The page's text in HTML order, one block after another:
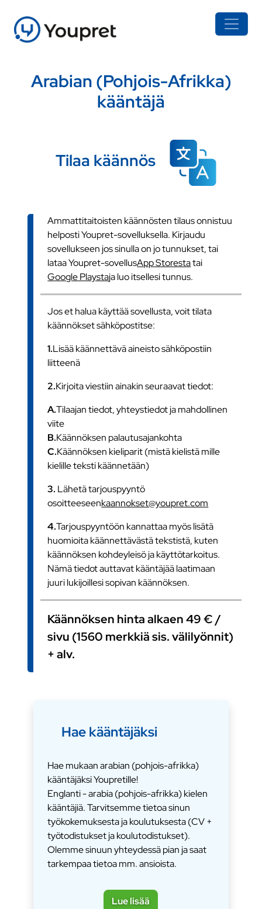
Arabian (Pohjois-Afrikka)
kääntäjä
Tilaa käännös
Ammattitaitoisten käännösten tilaus onnistuu
helposti Youpret-sovelluksella. Kirjaudu
sovellukseen jos sinulla on jo tunnukset, tai
lataa Youpret-sovellusApp Storestatai
Google Playstaja luo itsellesi tunnus.
Jos et halua käyttää sovellusta, voit tilata
käännökset sähköpostitse:
1.Lisää käännettävä aineisto sähköpostiin
liitteenä
2.Kirjoita viestiin ainakin seuraavat tiedot:
A.Tilaajan tiedot, yhteystiedot ja mahdollinen
viite
B.Käännöksen palautusajankohta
C.Käännöksen kieliparit (mistä kielistä mille
kielille teksti käännetään)
3. Lähetä tarjouspyyntö
osoitteeseenkaannokset@youpret.com
4.Tarjouspyyntöön kannattaa myös lisätä
huomioita käännettävästä tekstistä, kuten
käännöksen kohdeyleisö ja käyttötarkoitus.
Nämä tiedot auttavat kääntäjää laatimaan
juuri lukijoillesi sopivan käännöksen.
Käännöksen hinta alkaen 49 € /
sivu (1560 merkkiä sis. välilyönnit)
+ alv.
Hae kääntäjäksi
Hae mukaan arabian (pohjois-afrikka)
kääntäjäksi Youpretille!
Englanti - arabia (pohjois-afrikka) kielen
kääntäjiä. Tarvitsemme tietoa sinun
työkokemuksesta ja koulutuksesta (CV +
työtodistukset ja koulutodistukset).
Olemme sinuun yhteydessä pian ja saat
tarkempaa tietoa mm. ansioista.
Lue lisää